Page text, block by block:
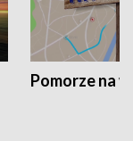
Pomorze na